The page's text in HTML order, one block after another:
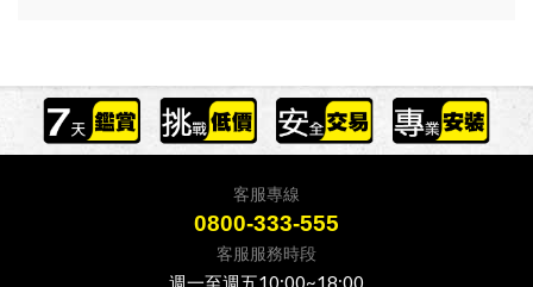
客服專線
0800-333-555
客服服務時段
週一至週五10:00~18:00